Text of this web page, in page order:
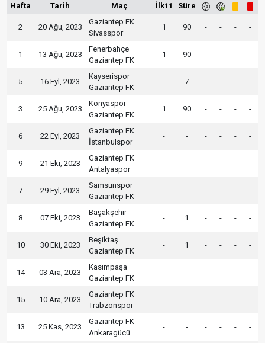
Hafta Tarih Maç İlk11 Süre
2 20 Ağu, 2023
Gaziantep FK
Sivasspor
1 90 - - - -
1 13 Ağu, 2023
Fenerbahçe
Gaziantep FK
1 90 - - - -
5 16 Eyl, 2023
Kayserispor
Gaziantep FK
- 7 - - - -
3 25 Ağu, 2023
Konyaspor
Gaziantep FK
1 90 - - - -
6 22 Eyl, 2023
Gaziantep FK
İstanbulspor
- - - - - -
9 21 Eki, 2023
Gaziantep FK
Antalyaspor
- - - - - -
7 29 Eyl, 2023
Samsunspor
Gaziantep FK
- - - - - -
8 07 Eki, 2023
Başakşehir
Gaziantep FK
- 1 - - - -
10 30 Eki, 2023
Beşiktaş
Gaziantep FK
- 1 - - - -
14 03 Ara, 2023
Kasımpaşa
Gaziantep FK
- - - - - -
15 10 Ara, 2023
Gaziantep FK
Trabzonspor
- - - - - -
13 25 Kas, 2023
Gaziantep FK
Ankaragücü
- - - - - -